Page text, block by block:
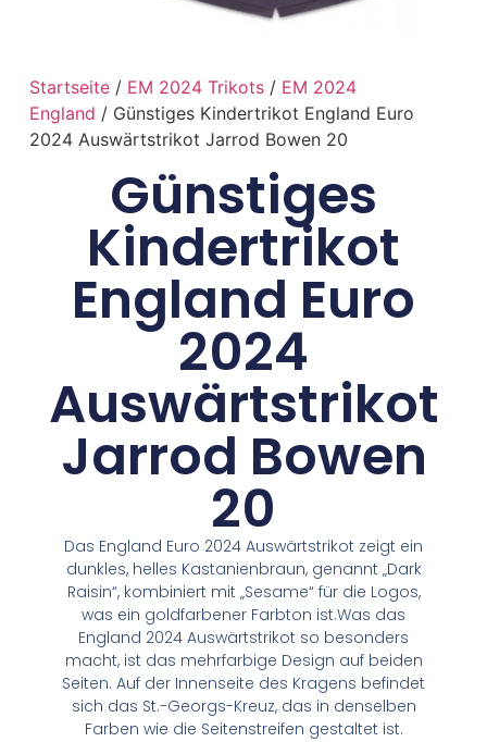
Startseite/ EM 2024 Trikots/ EM 2024
England / Günstiges Kindertrikot England Euro
2024 Auswärtstrikot Jarrod Bowen 20
Günstiges
Kindertrikot
England Euro
2024
Auswärtstrikot
Jarrod Bowen
20
Das England Euro 2024 Auswärtstrikot zeigt ein
dunkles, helles Kastanienbraun, genannt „Dark
Raisin“, kombiniert mit „Sesame“ für die Logos,
was ein goldfarbener Farbton ist.Was das
England 2024 Auswärtstrikot so besonders
macht, ist das mehrfarbige Design auf beiden
Seiten. Auf der Innenseite des Kragens befindet
sich das St.-Georgs-Kreuz, das in denselben
Farben wie die Seitenstreifen gestaltet ist.